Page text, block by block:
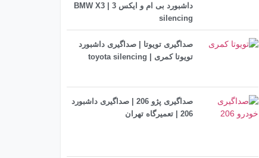
داشبورد بی ام و ایکس 3 | BMW X3
silencing
صداگیری تویوتا | صداگیری داشبورد
تویوتا کمری | toyota silencing
صداگیری پژو 206 | صداگیری داشبورد
206 | تعمیرگاه تهران